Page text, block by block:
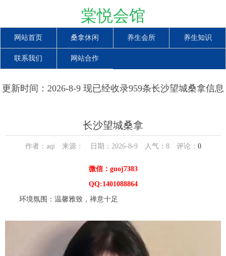
棠悦会馆
网站首页 桑拿休闲 养生会所 养生知识
联系我们 网站合作
更新时间：2026-8-9 现已经收录959条长沙望城桑拿信息
长沙望城桑拿
作者：aqi 来源： 日期：2026-8-9 人气： 8评论： 0
微信：guoj7383
QQ:1401088864
环境氛围：温馨雅致，禅意十足